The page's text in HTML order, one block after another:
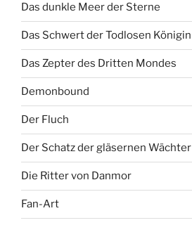
Das dunkle Meer der Sterne
Das Schwert der Todlosen Königin
Das Zepter des Dritten Mondes
Demonbound
Der Fluch
Der Schatz der gläsernen Wächter
Die Ritter von Danmor
Fan-Art